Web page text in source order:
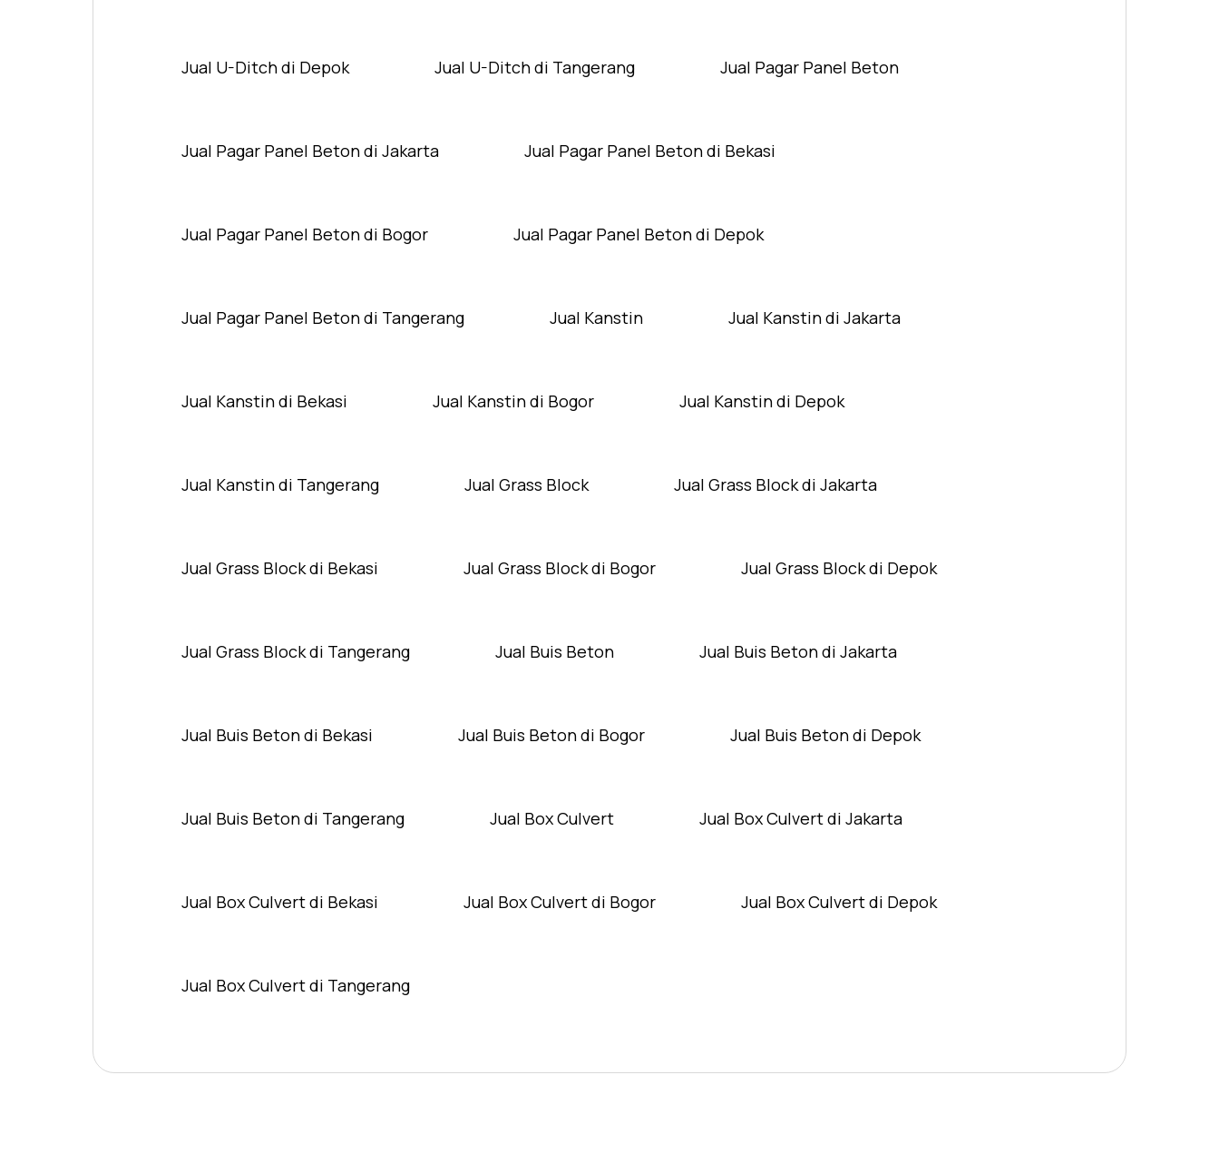
Jual U-Ditch di Depok Jual U-Ditch di Tangerang Jual Pagar Panel Beton
Jual Pagar Panel Beton di Jakarta Jual Pagar Panel Beton di Bekasi
Jual Pagar Panel Beton di Bogor Jual Pagar Panel Beton di Depok
Jual Pagar Panel Beton di Tangerang Jual Kanstin Jual Kanstin di Jakarta
Jual Kanstin di Bekasi Jual Kanstin di Bogor Jual Kanstin di Depok
Jual Kanstin di Tangerang Jual Grass Block Jual Grass Block di Jakarta
Jual Grass Block di Bekasi Jual Grass Block di Bogor Jual Grass Block di Depok
Jual Grass Block di Tangerang Jual Buis Beton Jual Buis Beton di Jakarta
Jual Buis Beton di Bekasi Jual Buis Beton di Bogor Jual Buis Beton di Depok
Jual Buis Beton di Tangerang Jual Box Culvert Jual Box Culvert di Jakarta
Jual Box Culvert di Bekasi Jual Box Culvert di Bogor Jual Box Culvert di Depok
Jual Box Culvert di Tangerang